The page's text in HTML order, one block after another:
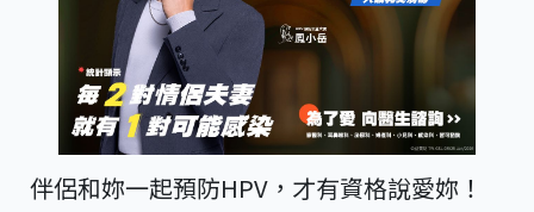
伴侶和妳一起預防HPV，才有資格說愛妳！